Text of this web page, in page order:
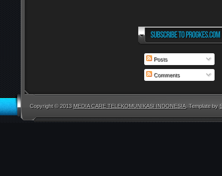
Posts
Comments
Copyright © 2013 MEDIA CARE TELEKOMUNIKASI INDONESIA. Template by